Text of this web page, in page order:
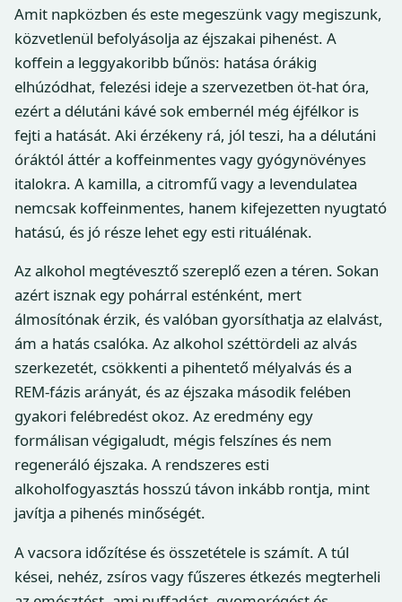
Amit napközben és este megeszünk vagy megiszunk,
közvetlenül befolyásolja az éjszakai pihenést. A
koffein a leggyakoribb bűnös: hatása órákig
elhúzódhat, felezési ideje a szervezetben öt-hat óra,
ezért a délutáni kávé sok embernél még éjfélkor is
fejti a hatását. Aki érzékeny rá, jól teszi, ha a délutáni
óráktól áttér a koffeinmentes vagy gyógynövényes
italokra. A kamilla, a citromfű vagy a levendulatea
nemcsak koffeinmentes, hanem kifejezetten nyugtató
hatású, és jó része lehet egy esti rituálénak.
Az alkohol megtévesztő szereplő ezen a téren. Sokan
azért isznak egy pohárral esténként, mert
álmosítónak érzik, és valóban gyorsíthatja az elalvást,
ám a hatás csalóka. Az alkohol széttördeli az alvás
szerkezetét, csökkenti a pihentető mélyalvás és a
REM-fázis arányát, és az éjszaka második felében
gyakori felébredést okoz. Az eredmény egy
formálisan végigaludt, mégis felszínes és nem
regeneráló éjszaka. A rendszeres esti
alkoholfogyasztás hosszú távon inkább rontja, mint
javítja a pihenés minőségét.
A vacsora időzítése és összetétele is számít. A túl
kései, nehéz, zsíros vagy fűszeres étkezés megterheli